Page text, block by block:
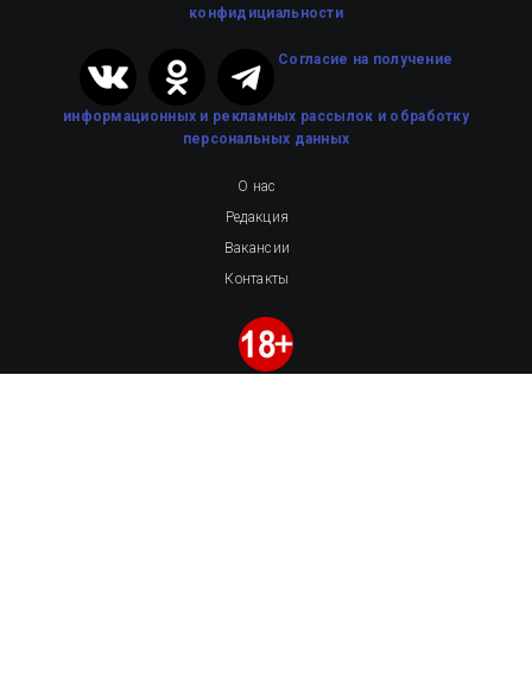
конфидициальности
Cогласие на получение
информационных и рекламных рассылок и обработку
персональных данных
О нас
Редакция
Вакансии
Контакты